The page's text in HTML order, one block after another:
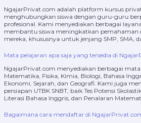
NgajarPrivat.com adalah platform kursus
menghubungkan siswa dengan guru-guru
profesional. Kami menyediakan berbagai
membantu siswa meningkatkan pemahaman
mereka, khususnya untuk jenjang SMP, SMA,
Mata pelajaran apa saja yang tersedia di
NgajarPrivat.com menyediakan berbagai
Matematika, Fisika, Kimia, Biologi, Bahasa
Ekonomi, Sejarah, dan Geografi. Kami juga
persiapan UTBK SNBT, baik Tes Potensi
Literasi Bahasa Inggris, dan Penalaran
Bagaimana cara mendaftar di